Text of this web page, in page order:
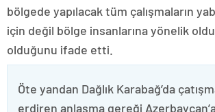
bölgede yapılacak tüm çalışmaların
için değil bölge insanlarına yönelik
olduğunu ifade etti.
Öte yandan Dağlık Karabağ’da
erdiren anlaşma gereği